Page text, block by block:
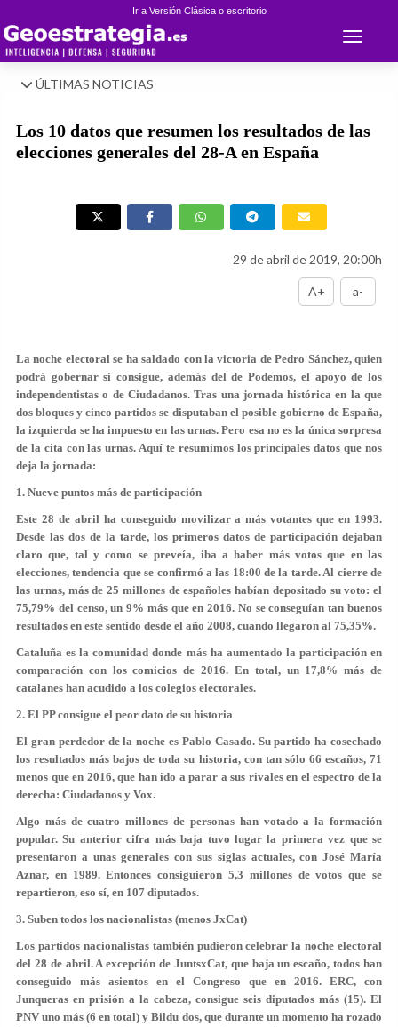
Ir a Versión Clásica o escritorio
Toggle
ÚLTIMAS NOTICIAS
Los 10 datos que resumen los resultados de las
elecciones generales del 28-A en España
29 de abril de 2019, 20:00h
A+ a-
La noche electoral se ha saldado con la victoria de Pedro Sánchez, quien
podrá gobernar si consigue, además del de Podemos, el apoyo de los
independentistas o de Ciudadanos. Tras una jornada histórica en la que
dos bloques y cinco partidos se disputaban el posible gobierno de España,
la izquierda se ha impuesto en las urnas. Pero esa no es la única sorpresa
de la cita con las urnas. Aquí te resumimos los principales datos que nos
deja la jornada:
1. Nueve puntos más de participación
Este 28 de abril ha conseguido movilizar a más votantes que en 1993.
Desde las dos de la tarde, los primeros datos de participación dejaban
claro que, tal y como se preveía, iba a haber más votos que en las
elecciones, tendencia que se confirmó a las 18:00 de la tarde. Al cierre de
las urnas, más de 25 millones de españoles habían depositado su voto: el
75,79% del censo, un 9% más que en 2016. No se conseguían tan buenos
resultados en este sentido desde el año 2008, cuando llegaron al 75,35%.
Cataluña es la comunidad donde más ha aumentado la participación en
comparación con los comicios de 2016. En total, un 17,8% más de
catalanes han acudido a los colegios electorales.
2. El PP consigue el peor dato de su historia
El gran perdedor de la noche es Pablo Casado. Su partido ha cosechado
los resultados más bajos de toda su historia, con tan sólo 66 escaños, 71
menos que en 2016, que han ido a parar a sus rivales en el espectro de la
derecha: Ciudadanos y Vox.
Algo más de cuatro millones de personas han votado a la formación
popular. Su anterior cifra más baja tuvo lugar la primera vez que se
presentaron a unas generales con sus siglas actuales, con José María
Aznar, en 1989. Entonces consiguieron 5,3 millones de votos que se
repartieron, eso sí, en 107 diputados.
3. Suben todos los nacionalistas (menos JxCat)
Los partidos nacionalistas también pudieron celebrar la noche electoral
del 28 de abril. A excepción de JuntsxCat, que baja un escaño, todos han
conseguido más asientos en el Congreso que en 2016. ERC, con
Junqueras en prisión a la cabeza, consigue seis diputados más (15). El
PNV uno más (6 en total) y Bildu dos, que durante un momento ha rozado